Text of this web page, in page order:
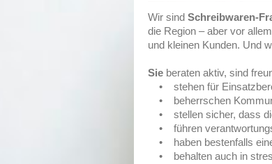
Wir sind Schreibwaren-
die Region – aber vor
und kleinen Kunden. Und
Sie beraten aktiv, sind
• stehen für
• beherrschen
• stellen sicher, dass
• führen
• haben bestenfalls eine
• behalten auch in